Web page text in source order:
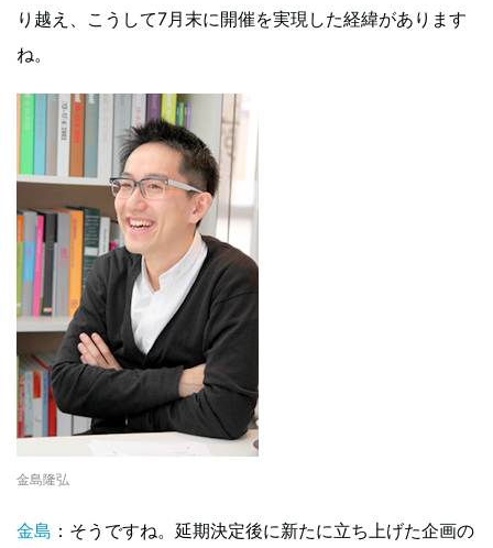
り越え、こうして7月末に開催を実現した経緯があります
ね。
金島隆弘
金島 ：そうですね。延期決定後に新たに立ち上げた企画の